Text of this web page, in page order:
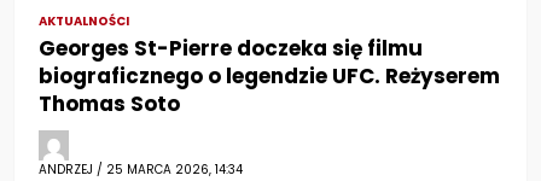
AKTUALNOŚCI
Georges St-Pierre doczeka się filmu
biograficznego o legendzie UFC. Reżyserem
Thomas Soto
ANDRZEJ / 25 MARCA 2026, 14:34